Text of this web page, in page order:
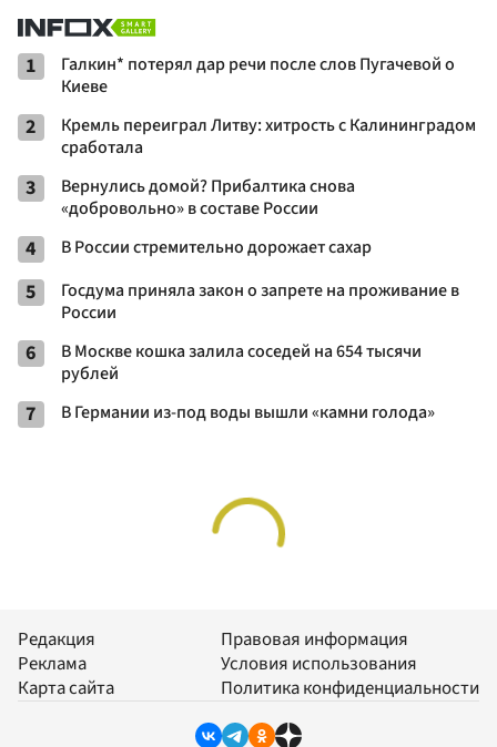
1
Галкин* потерял дар речи после слов Пугачевой о
Киеве
2
Кремль переиграл Литву: хитрость с Калининградом
сработала
3
Вернулись домой? Прибалтика снова
«добровольно» в составе России
4 В России стремительно дорожает сахар
5
Госдума приняла закон о запрете на проживание в
России
6
В Москве кошка залила соседей на 654 тысячи
рублей
7 В Германии из-под воды вышли «камни голода»
Редакция
Реклама
Карта сайта
Правовая информация
Условия использования
Политика конфиденциальности